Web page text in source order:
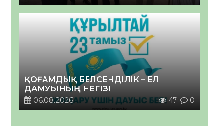
ҚОҒАМДЫҚ БЕЛСЕНДІЛІК – ЕЛ
ДАМУЫНЫҢ НЕГІЗІ
06.08.2026
47 0